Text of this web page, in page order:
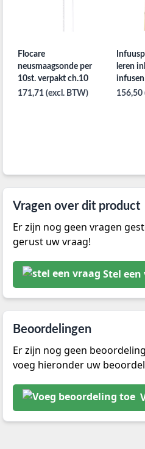
Flocare
neusmaagsonde per
10st. verpakt ch.10
171,71 (excl. BTW)
leren
156,50
Vragen over dit product
Er zijn nog geen vragen
gerust uw vraag!
Stel een
Beoordelingen
Er zijn nog geen
voeg hieronder uw